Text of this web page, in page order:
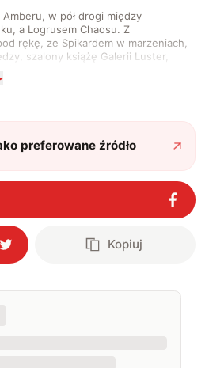
Amberu, w pół drogi między
a Logrusem Chaosu. Z
rękę, ze Spikardem w marzeniach,
szalony książę Galerii Luster,
szeroko pojętej technice o zajmuję
preferowane źródło
Kopiuj